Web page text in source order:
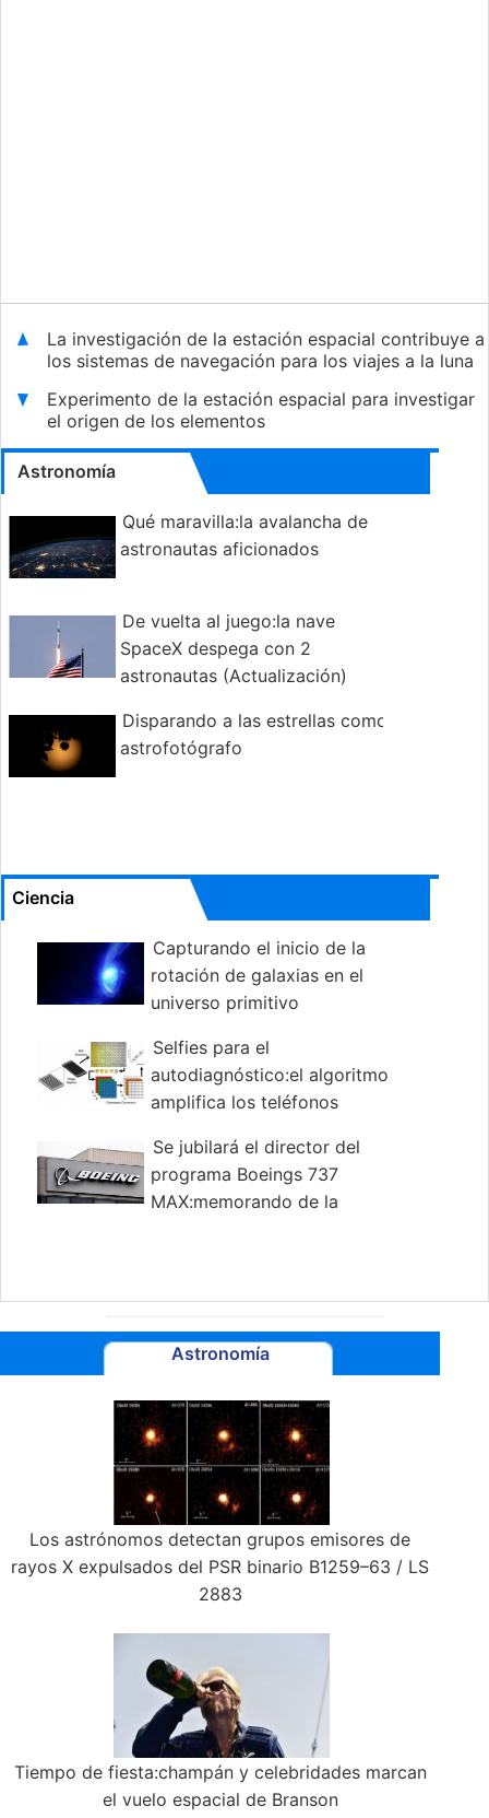
La investigación de la estación espacial contribuye a
los sistemas de navegación para los viajes a la luna
Experimento de la estación espacial para investigar
el origen de los elementos
Astronomía
Qué maravilla:la avalancha de
astronautas aficionados
De vuelta al juego:la nave
SpaceX despega con 2
astronautas (Actualización)
Disparando a las estrellas como
astrofotógrafo
Ciencia
Capturando el inicio de la
rotación de galaxias en el
universo primitivo
Selfies para el
autodiagnóstico:el algoritmo
amplifica los teléfonos
enfermedades Se jubilará el director del
programa Boeings 737
MAX:memorando de la
Astronomía
Los astrónomos detectan grupos emisores de
rayos X expulsados ​​del PSR binario B1259–63 / LS
2883
Tiempo de fiesta:champán y celebridades marcan
el vuelo espacial de Branson